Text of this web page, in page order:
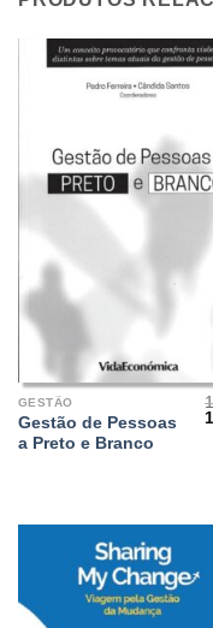
GESTÃO
Gestão de Pessoas
a Preto e Branco